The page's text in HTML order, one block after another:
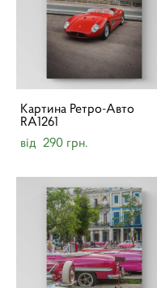
Картина Ретро-Авто
RA1261
від 290 грн.